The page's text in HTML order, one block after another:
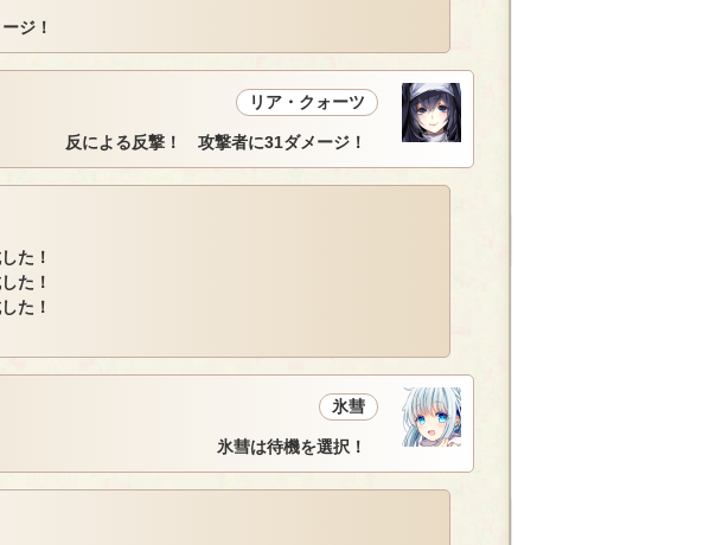
ジ！
リア・クォーツ
反による反撃！ 攻撃者に31ダメージ！
た！
た！
た！
氷彗
氷彗は待機を選択！